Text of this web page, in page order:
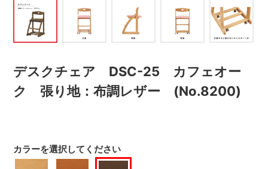
デスクチェア DSC-25 カフェオー
ク 張り地：布調レザー (No.8200)
カラーを選択してください